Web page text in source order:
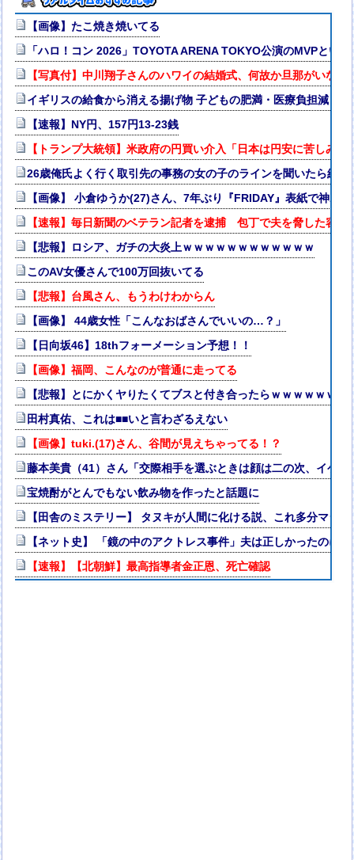
【画像】たこ焼き焼いてる
「ハロ！コン 2026」TOYOTA ARENA TOKYO公演のMVPといえ
【写真付】中川翔子さんのハワイの結婚式、何故か旦那がいない
イギリスの給食から消える揚げ物 子どもの肥満・医療負担減ら
【速報】NY円、157円13-23銭
【トランプ大統領】米政府の円買い介入「日本は円安に苦しみ助
26歳俺氏よく行く取引先の事務の女の子のラインを聞いたら結果
【画像】 小倉ゆうか(27)さん、7年ぶり『FRIDAY』表紙で神ボ
【速報】毎日新聞のベテラン記者を逮捕 包丁で夫を脅した容疑
【悲報】ロシア、ガチの大炎上ｗｗｗｗｗｗｗｗｗｗｗｗ
このAV女優さんで100万回抜いてる
【悲報】台風さん、もうわけわからん
【画像】 44歳女性「こんなおばさんでいいの…？」
【日向坂46】18thフォーメーション予想！！
【画像】福岡、こんなのが普通に走ってる
【悲報】とにかくヤりたくてブスと付き合ったらｗｗｗｗｗｗ
田村真佑、これは■■いと言わざるえない
【画像】tuki.(17)さん、谷間が見えちゃってる！？
藤本美貴（41）さん「交際相手を選ぶときは顔は二の次、イケメ
宝焼酎がとんでもない飲み物を作ったと話題に
【田舎のミステリー】 タヌキが人間に化ける説、これ多分マジ
【ネット史】 「鏡の中のアクトレス事件」夫は正しかったのに
【速報】【北朝鮮】最高指導者金正恩、死亡確認